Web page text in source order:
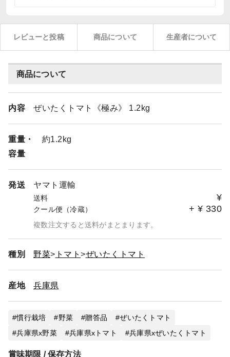
レビューと投稿 商品について 生産者について
商品について
内容 ぜいたくトマト《極み》 1.2kg
重量・
容量
約1.2kg
発送 ヤマト運輸
送料 ¥
クール便（冷蔵） + ¥ 330
複数注文すると送料がまとまります。
種別 野菜 トマト ぜいたくトマト
産地 兵庫県
慣行栽培 野菜 贈答品
ぜいたくトマト
兵庫県x野菜
兵庫県xトマト 兵庫県xぜいたくトマト
賞味期限 / 保存方法